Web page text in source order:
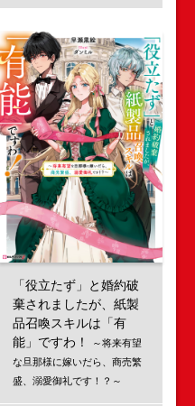
「役立たず」と婚約破
棄されましたが、紙製
品召喚スキルは「有
能」ですわ！
～将来有望
な旦那様に嫁いだら、商売繁
盛、溺愛御礼です！？～